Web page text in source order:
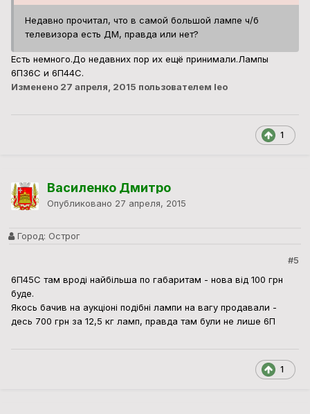
Недавно прочитал, что в самой большой лампе ч/б
телевизора есть ДМ, правда или нет?
Есть немного.До недавних пор их ещё принимали.Лампы
6П36С и 6П44С.
Изменено 27 апреля, 2015 пользователем leo
1
Василенко Дмитро
Опубликовано 27 апреля, 2015
Город: Острог
#5
6П45С там вроді найбільша по габаритам - нова від 100 грн
буде.
Якось бачив на аукціоні подібні лампи на вагу продавали -
десь 700 грн за 12,5 кг ламп, правда там були не лише 6П
1